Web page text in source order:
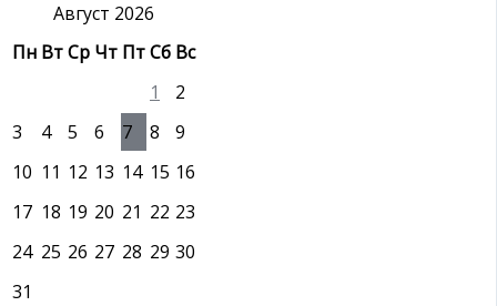
Август 2026
Пн ВтСр Чт ПтСб Вс
1
2
3
4 5 6 7 8
9
10 11 12 13 14 15 16
17 18 19 20 21 22 23
24 25 26 27 28 29 30
31